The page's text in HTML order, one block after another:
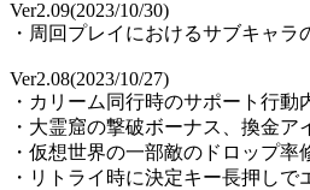
Ver2.09(2023/10/30)
・周回プレイにおけるサブキャラ
Ver2.08(2023/10/27)
・カリーム同行時のサポート行動
・大霊窟の撃破ボーナス、換金ア
・仮想世界の一部敵のドロップ率
・リトライ時に決定キー長押し